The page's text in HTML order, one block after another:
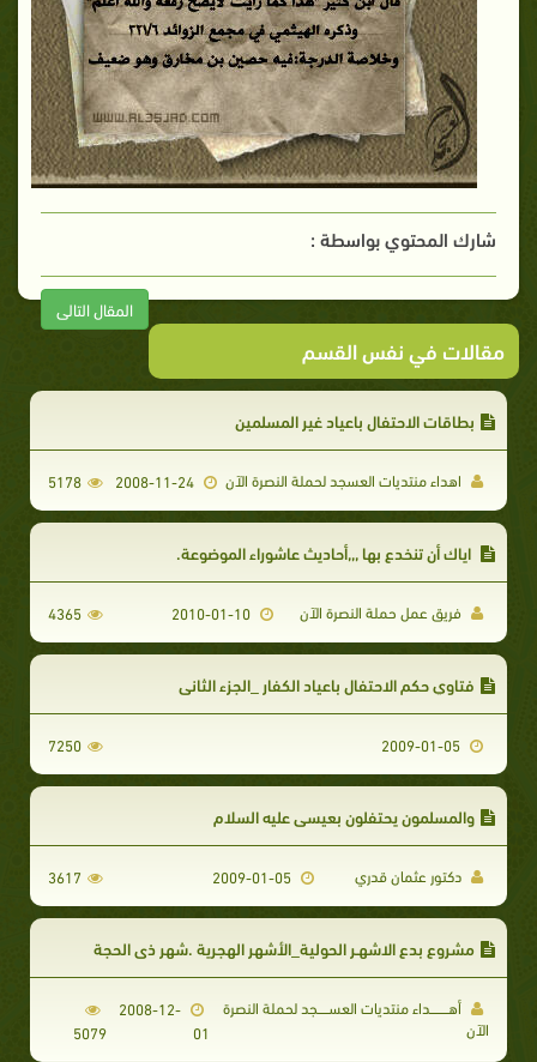
شارك المحتوي بواسطة :
المقال التالى
مقالات في نفس القسم
بطاقات الاحتفال باعياد غير المسلمين
اهداء منتديات العسجد لحملة النصرة الآن 5178
اياك أن تنخدع بها ,,,أحاديث عاشوراء الموضوعة.
فريق عمل حملة النصرة الآن 2010-01-10
4365
فتاوي حكم الاحتفال باعياد الكفار _الجزء الثاني
7250
والمسلمون يحتفلون بعيسى عليه السلام
دكتور عثمان قدري 3617
مشروع بدع الاشهـر الحولية_الأشهر الهجرية .شهر ذى الحجة
أهـــــــــــــــداء منتديات العســـــــــجد لحملة النصرة
الآن
2008-12-
01
5079